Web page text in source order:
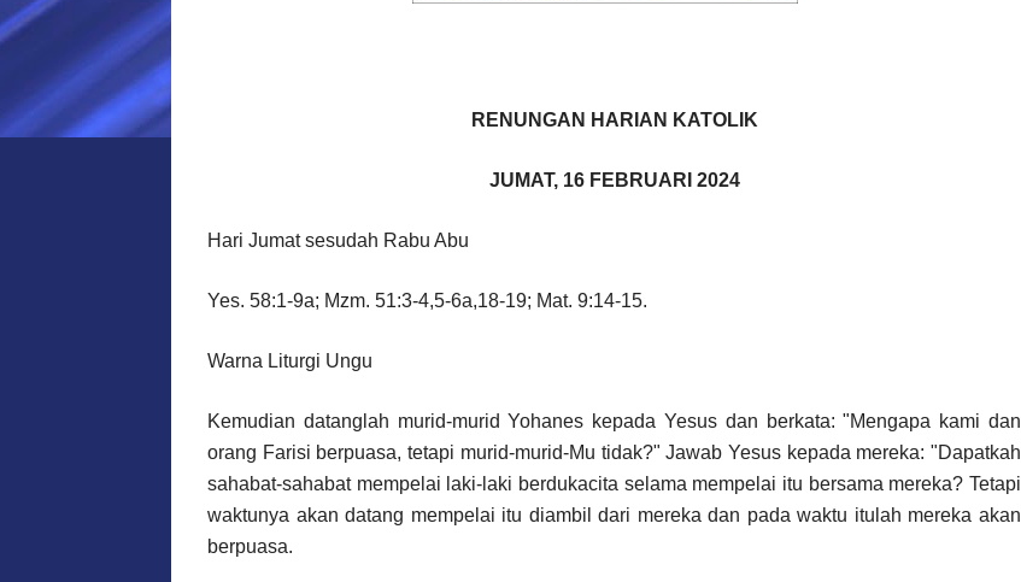
RENUNGAN HARIAN KATOLIK
JUMAT, 16 FEBRUARI 2024
Hari Jumat sesudah Rabu Abu
Yes. 58:1-9a; Mzm. 51:3-4,5-6a,18-19; Mat. 9:14-15.
Warna Liturgi Ungu
Kemudian datanglah murid-murid Yohanes kepada Yesus dan berkata: "Mengapa kami dan
orang Farisi berpuasa, tetapi murid-murid-Mu tidak?" Jawab Yesus kepada mereka: "Dapatkah
sahabat-sahabat mempelai laki-laki berdukacita selama mempelai itu bersama mereka? Tetapi
waktunya akan datang mempelai itu diambil dari mereka dan pada waktu itulah mereka akan
berpuasa.